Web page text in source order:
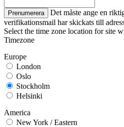
Prenumerera Det måste ange en
verifikationsmail har skickats till
Select the time zone location for site
Timezone
Europe
London
Oslo
Stockholm
Helsinki
America
New York / Eastern